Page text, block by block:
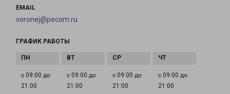
EMAIL
voronej@pecom.ru
ГРАФИК РАБОТЫ
с 09:00 до
21:00
с 09:00 до
21:00
с 09:00 до
21:00
с 09:00 до
21:00